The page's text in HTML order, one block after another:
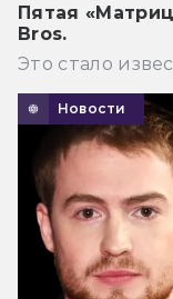
Пятая
Bros.
Это стало
Новости